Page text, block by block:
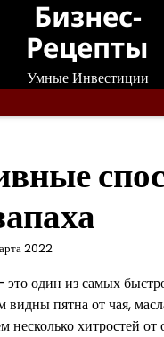
Бизнес-
Рецепты
Умные Инвестиции
2022
один из самых
видны пятна от чая,
несколько хитростей от